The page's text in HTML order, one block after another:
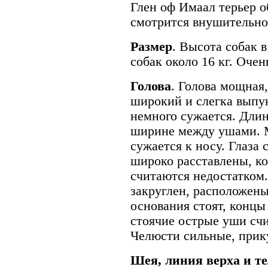
Глен оф Имаал терьер
смотрится
Размер. Высота собак
собак около 16 кг.
Голова. Голова
широкий и слегка
немного сужается.
ширине между ушами.
сужается к носу. Глаза
широко расставлены,
считаются
закруглен,
основания стоят,
стоячие острые уши
Челюсти сильные,
Шея, линия верха и